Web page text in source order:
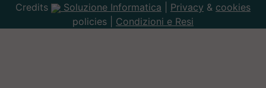
Credits
Soluzione Informatica Privacy & cookies
policies | Condizioni e Resi